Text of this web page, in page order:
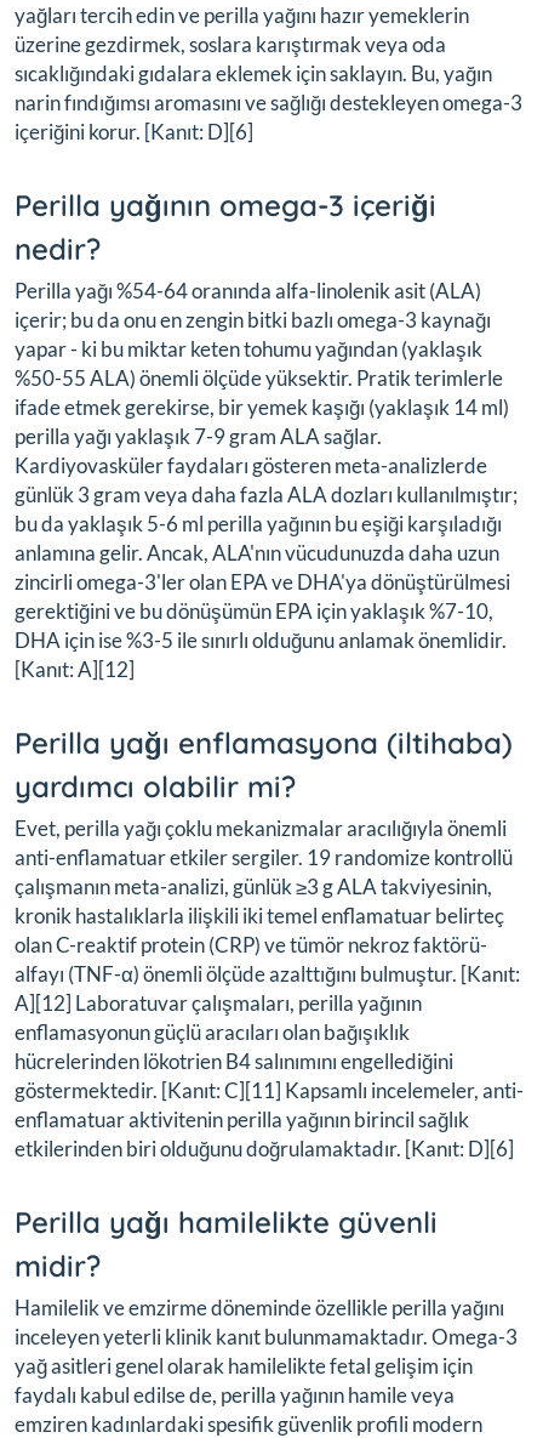
yağları tercih edin ve perilla yağını hazır yemeklerin
üzerine gezdirmek, soslara karıştırmak veya oda
sıcaklığındaki gıdalara eklemek için saklayın. Bu, yağın
narin fındığımsı aromasını ve sağlığı destekleyen omega-3
içeriğini korur. [Kanıt: D][6]
Perilla yağının omega-3 içeriği
nedir?
Perilla yağı %54-64 oranında alfa-linolenik asit (ALA)
içerir; bu da onu en zengin bitki bazlı omega-3 kaynağı
yapar - ki bu miktar keten tohumu yağından (yaklaşık
%50-55 ALA) önemli ölçüde yüksektir. Pratik terimlerle
ifade etmek gerekirse, bir yemek kaşığı (yaklaşık 14 ml)
perilla yağı yaklaşık 7-9 gram ALA sağlar.
Kardiyovasküler faydaları gösteren meta-analizlerde
günlük 3 gram veya daha fazla ALA dozları kullanılmıştır;
bu da yaklaşık 5-6 ml perilla yağının bu eşiği karşıladığı
anlamına gelir. Ancak, ALA'nın vücudunuzda daha uzun
zincirli omega-3'ler olan EPA ve DHA'ya dönüştürülmesi
gerektiğini ve bu dönüşümün EPA için yaklaşık %7-10,
DHA için ise %3-5 ile sınırlı olduğunu anlamak önemlidir.
[Kanıt: A][12]
Perilla yağı enflamasyona (iltihaba)
yardımcı olabilir mi?
Evet, perilla yağı çoklu mekanizmalar aracılığıyla önemli
anti-enflamatuar etkiler sergiler. 19 randomize kontrollü
çalışmanın meta-analizi, günlük ≥3 g ALA takviyesinin,
kronik hastalıklarla ilişkili iki temel enflamatuar belirteç
olan C-reaktif protein (CRP) ve tümör nekroz faktörü-
alfayı (TNF-α) önemli ölçüde azalttığını bulmuştur. [Kanıt:
A][12] Laboratuvar çalışmaları, perilla yağının
enflamasyonun güçlü aracıları olan bağışıklık
hücrelerinden lökotrien B4 salınımını engellediğini
göstermektedir. [Kanıt: C][11] Kapsamlı incelemeler, anti-
enflamatuar aktivitenin perilla yağının birincil sağlık
etkilerinden biri olduğunu doğrulamaktadır. [Kanıt: D][6]
Perilla yağı hamilelikte güvenli
midir?
Hamilelik ve emzirme döneminde özellikle perilla yağını
inceleyen yeterli klinik kanıt bulunmamaktadır. Omega-3
yağ asitleri genel olarak hamilelikte fetal gelişim için
faydalı kabul edilse de, perilla yağının hamile veya
emziren kadınlardaki spesifik güvenlik profili modern